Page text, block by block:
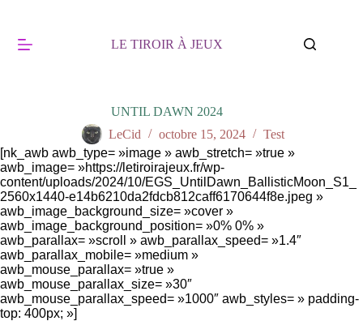
LE TIROIR À JEUX
UNTIL DAWN 2024
LeCid
octobre 15, 2024
Test
[nk_awb awb_type= »image » awb_stretch= »true »
awb_image= »https://letiroirajeux.fr/wp-
content/uploads/2024/10/EGS_UntilDawn_BallisticMoon_S1_
2560x1440-e14b6210da2fdcb812caff6170644f8e.jpeg »
awb_image_background_size= »cover »
awb_image_background_position= »0% 0% »
awb_parallax= »scroll » awb_parallax_speed= »1.4″
awb_parallax_mobile= »medium »
awb_mouse_parallax= »true »
awb_mouse_parallax_size= »30″
awb_mouse_parallax_speed= »1000″ awb_styles= » padding-
top: 400px; »]